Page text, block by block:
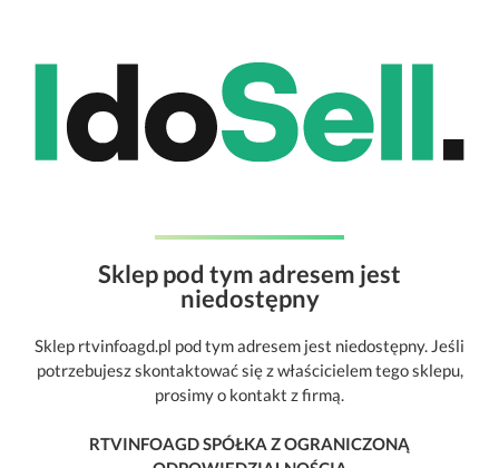
Sklep pod tym adresem jest
niedostępny
Sklep rtvinfoagd.pl pod tym adresem jest niedostępny. Jeśli
potrzebujesz skontaktować się z właścicielem tego sklepu,
prosimy o kontakt z firmą.
RTVINFOAGD SPÓŁKA Z OGRANICZONĄ